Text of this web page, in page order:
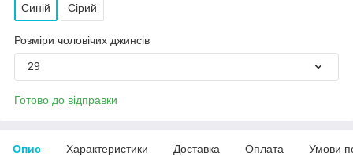
Синій Сірий
Розміри чоловічих джинсів
29
Готово до відправки
Опис Характеристики Доставка Оплата Умови